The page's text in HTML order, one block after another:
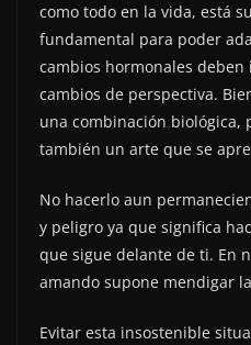
como todo en la vida, está
fundamental para poder
cambios hormonales
cambios de perspectiva.
una combinación biológica,
también un arte que se
No hacerlo aun
y peligro ya que significa
que sigue delante de ti. En
amando supone mendigar
Evitar esta insostenible